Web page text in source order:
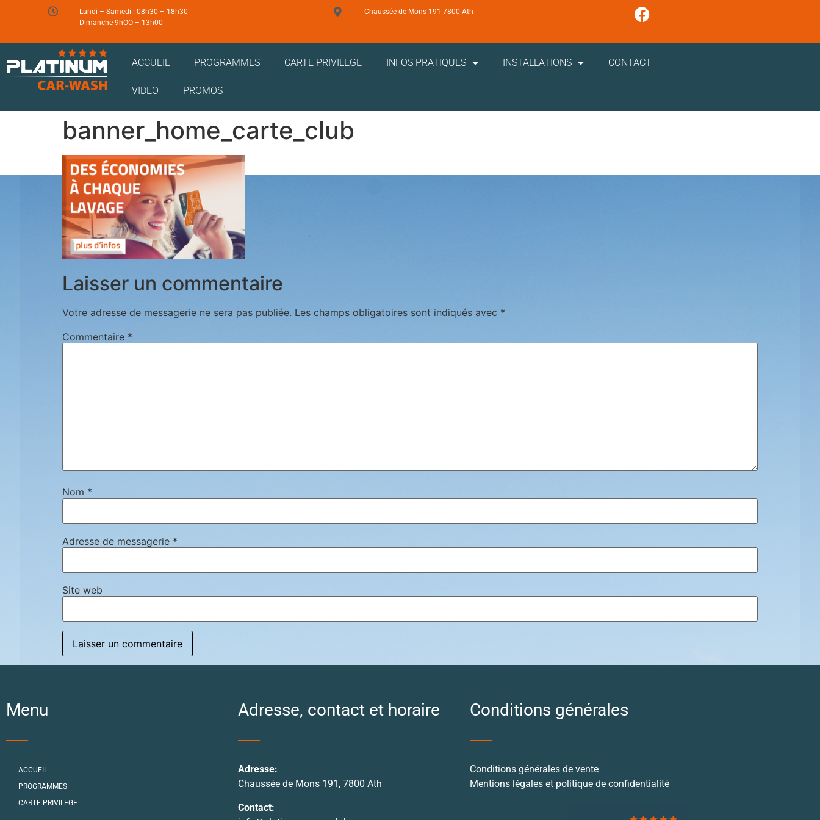
Lundi – Samedi : 08h30 – 18h30
Dimanche 9hOO – 13h00
Chaussée de Mons 191 7800 Ath
ACCUEIL PROGRAMMES CARTE PRIVILEGE INFOS PRATIQUES INSTALLATIONS CONTACT
VIDEO PROMOS
banner_home_carte_club
Laisser un commentaire
Votre adresse de messagerie ne sera pas publiée. Les champs obligatoires sont indiqués avec *
Commentaire *
Nom *
Adresse de messagerie *
Site web
Menu
ACCUEIL
PROGRAMMES
CARTE PRIVILEGE
Adresse, contact et horaire
Adresse:
Chaussée de Mons 191, 7800 Ath
Contact:
Conditions générales
Conditions générales de vente
Mentions légales et politique de confidentialité